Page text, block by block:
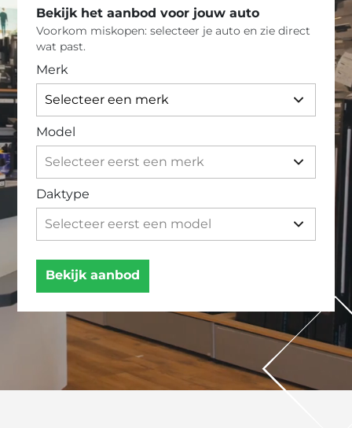
Bekijk het aanbod voor jouw auto
Voorkom miskopen: selecteer je auto en zie direct
wat past.
Merk
Model
Daktype